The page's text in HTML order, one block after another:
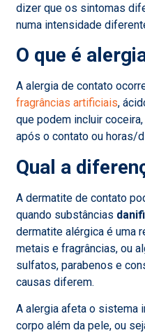
dizer que os sintomas
numa intensidade
O que é
A alergia de contato
fragrâncias artificiais,
que podem incluir
após o contato ou horas/
Qual a
A dermatite de contato
quando substâncias
dermatite alérgica é uma
metais e fragrâncias, ou
sulfatos, parabenos e
causas diferem.
A alergia afeta o sistema
corpo além da pele, ou